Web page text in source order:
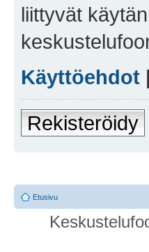
liittyvät
Käyttöehdot |
Rekisteröidy
Etusivu